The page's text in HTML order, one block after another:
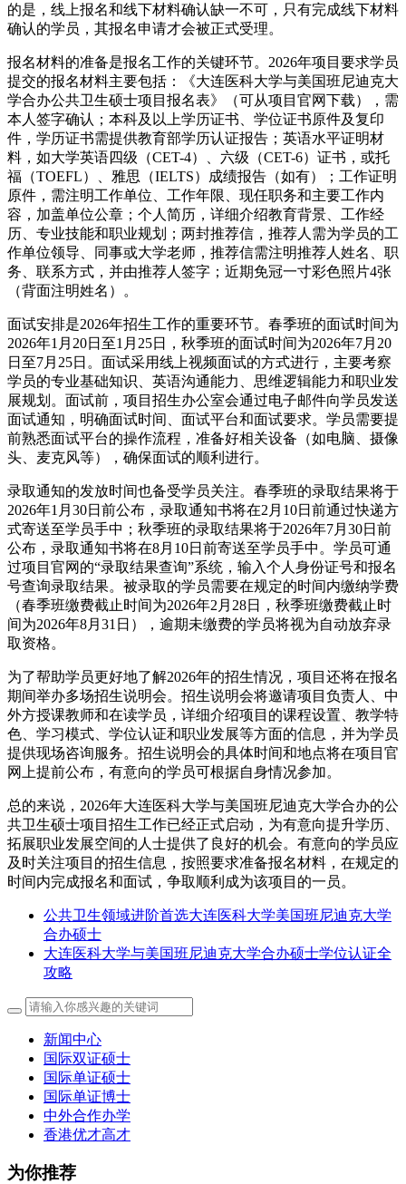
的是，线上报名和线下材料确认缺一不可，只有完成线下材料
确认的学员，其报名申请才会被正式受理。
报名材料的准备是报名工作的关键环节。2026年项目要求学员
提交的报名材料主要包括：《大连医科大学与美国班尼迪克大
学合办公共卫生硕士项目报名表》（可从项目官网下载），需
本人签字确认；本科及以上学历证书、学位证书原件及复印
件，学历证书需提供教育部学历认证报告；英语水平证明材
料，如大学英语四级（CET-4）、六级（CET-6）证书，或托
福（TOEFL）、雅思（IELTS）成绩报告（如有）；工作证明
原件，需注明工作单位、工作年限、现任职务和主要工作内
容，加盖单位公章；个人简历，详细介绍教育背景、工作经
历、专业技能和职业规划；两封推荐信，推荐人需为学员的工
作单位领导、同事或大学老师，推荐信需注明推荐人姓名、职
务、联系方式，并由推荐人签字；近期免冠一寸彩色照片4张
（背面注明姓名）。
面试安排是2026年招生工作的重要环节。春季班的面试时间为
2026年1月20日至1月25日，秋季班的面试时间为2026年7月20
日至7月25日。面试采用线上视频面试的方式进行，主要考察
学员的专业基础知识、英语沟通能力、思维逻辑能力和职业发
展规划。面试前，项目招生办公室会通过电子邮件向学员发送
面试通知，明确面试时间、面试平台和面试要求。学员需要提
前熟悉面试平台的操作流程，准备好相关设备（如电脑、摄像
头、麦克风等），确保面试的顺利进行。
录取通知的发放时间也备受学员关注。春季班的录取结果将于
2026年1月30日前公布，录取通知书将在2月10日前通过快递方
式寄送至学员手中；秋季班的录取结果将于2026年7月30日前
公布，录取通知书将在8月10日前寄送至学员手中。学员可通
过项目官网的“录取结果查询”系统，输入个人身份证号和报名
号查询录取结果。被录取的学员需要在规定的时间内缴纳学费
（春季班缴费截止时间为2026年2月28日，秋季班缴费截止时
间为2026年8月31日），逾期未缴费的学员将视为自动放弃录
取资格。
为了帮助学员更好地了解2026年的招生情况，项目还将在报名
期间举办多场招生说明会。招生说明会将邀请项目负责人、中
外方授课教师和在读学员，详细介绍项目的课程设置、教学特
色、学习模式、学位认证和职业发展等方面的信息，并为学员
提供现场咨询服务。招生说明会的具体时间和地点将在项目官
网上提前公布，有意向的学员可根据自身情况参加。
总的来说，2026年大连医科大学与美国班尼迪克大学合办的公
共卫生硕士项目招生工作已经正式启动，为有意向提升学历、
拓展职业发展空间的人士提供了良好的机会。有意向的学员应
及时关注项目的招生信息，按照要求准备报名材料，在规定的
时间内完成报名和面试，争取顺利成为该项目的一员。
公共卫生领域进阶首选大连医科大学美国班尼迪克大学
合办硕士
大连医科大学与美国班尼迪克大学合办硕士学位认证全
攻略
新闻中心
国际双证硕士
国际单证硕士
国际单证博士
中外合作办学
香港优才高才
为你推荐